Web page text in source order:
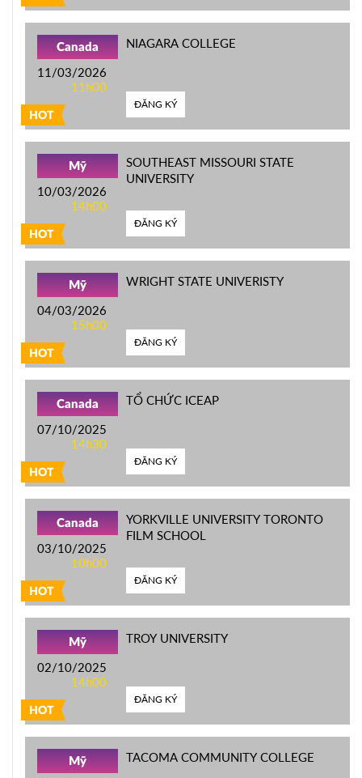
HOT
Canada
11/03/2026
11h00
NIAGARA COLLEGE
ĐĂNG KÝ
HOT
Mỹ
10/03/2026
14h00
SOUTHEAST MISSOURI STATE
UNIVERSITY
ĐĂNG KÝ
HOT
Mỹ
04/03/2026
15h00
WRIGHT STATE UNIVERISTY
ĐĂNG KÝ
HOT
Canada
07/10/2025
14h30
TỔ CHỨC ICEAP
ĐĂNG KÝ
HOT
Canada
03/10/2025
10h00
YORKVILLE UNIVERSITY TORONTO
FILM SCHOOL
ĐĂNG KÝ
HOT
Mỹ
02/10/2025
14h00
TROY UNIVERSITY
ĐĂNG KÝ
Mỹ TACOMA COMMUNITY COLLEGE